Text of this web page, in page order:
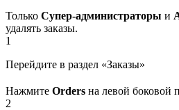
Только Супер-администраторы и
удалять заказы.
1
Перейдите в раздел «Заказы»
Нажмите Orders на левой боковой
2